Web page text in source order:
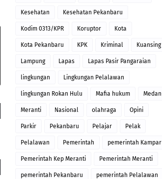
Kesehatan Kesehatan Pekanbaru
Kodim 0313/KPR Koruptor Kota
Kota Pekanbaru KPK Kriminal Kuansing
Lampung Lapas Lapas Pasir Pangaraian
lingkungan Lingkungan Pelalawan
lingkungan Rokan Hulu Mafia hukum Medan
Meranti Nasional olahraga Opini
Parkir Pekanbaru Pelajar Pelak
Pelalawan Pemerintah pemerintah Kampar
Pemerintah Kep Meranti Pemerintah Meranti
pemerintah Pekanbaru pemerintah Pelalawan